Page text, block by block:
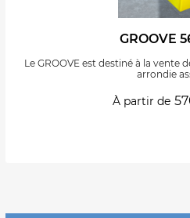
GROOVE
Le GROOVE est destiné à la vente
arrondie
À partir de